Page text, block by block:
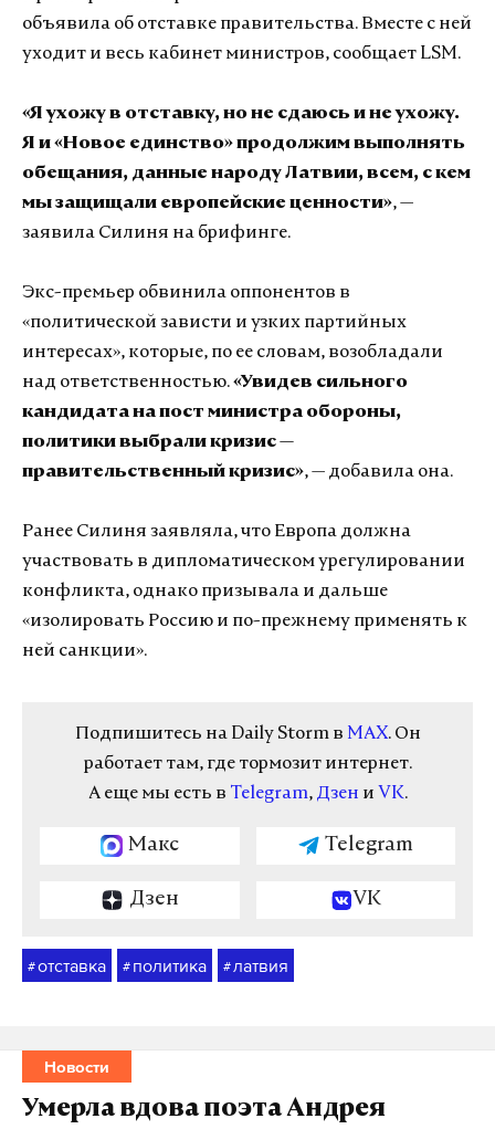
объявила об отставке правительства. Вместе с ней
уходит и весь кабинет министров, сообщает LSM.
«Я ухожу в отставку, но не сдаюсь и не ухожу.
Я и «Новое единство» продолжим выполнять
обещания, данные народу Латвии, всем, с кем
мы защищали европейские ценности», —
заявила Силиня на брифинге.
Экс-премьер обвинила оппонентов в
«политической зависти и узких партийных
интересах», которые, по ее словам, возобладали
над ответственностью.«Увидев сильного
кандидата на пост министра обороны,
политики выбрали кризис —
правительственный кризис», — добавила она.
Ранее Силиня заявляла, что Европа должна
участвовать в дипломатическом урегулировании
конфликта, однако призывала и дальше
«изолировать Россию и по-прежнему применять к
ней санкции».
Подпишитесь на Daily Storm в MAX. Он
работает там, где тормозит интернет.
А еще мы есть в Telegram, Дзен и VK.
Макс Telegram
Дзен VK
#отставка # политика # латвия
Новости
Умерла вдова поэта Андрея